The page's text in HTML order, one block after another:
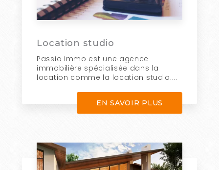
Location studio
Passio Immo est une agence
immobilière spécialisée dans la
location comme la location studio....
EN SAVOIR PLUS